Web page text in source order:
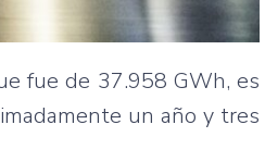
fue de 37.958 GWh, es
un año y tres